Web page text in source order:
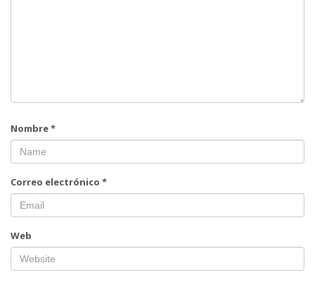
Nombre*
Correo electrónico *
Web